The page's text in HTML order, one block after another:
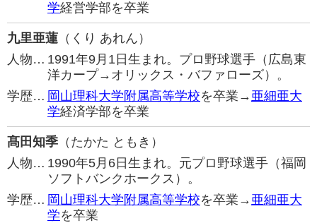
学経営学部を卒業
九里亜蓮 （くり あれん）
人物… 1991年9月1日生まれ。プロ野球選手（広島東
洋カープ→オリックス・バファローズ）。
学歴… 岡山理科大学附属高等学校を卒業→ 亜細亜大
学経済学部を卒業
髙田知季 （たかた ともき）
人物… 1990年5月6日生まれ。元プロ野球選手（福岡
ソフトバンクホークス）。
学歴… 岡山理科大学附属高等学校を卒業→ 亜細亜大
学を卒業